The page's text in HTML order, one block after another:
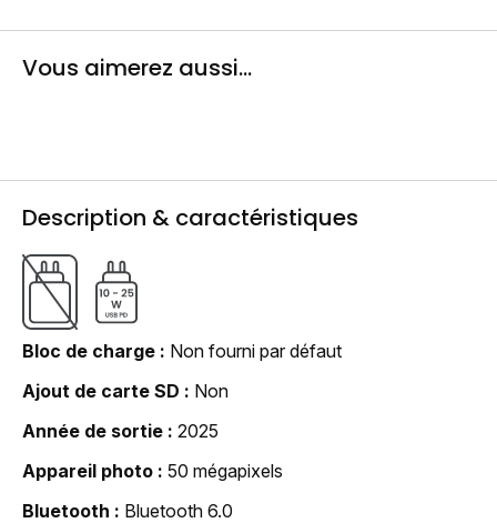
Vous aimerez aussi...
Description & caractéristiques
Bloc de charge
Non fourni par défaut
Ajout de carte SD
Non
Année de sortie
2025
Appareil photo
50 mégapixels
Bluetooth
Bluetooth 6.0